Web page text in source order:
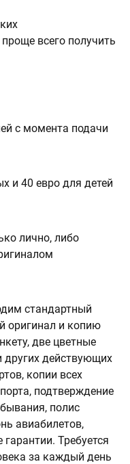
всего получить
с момента подачи
и 40 евро для детей
лично, либо
стандартный
оригинал и копию
две цветные
других действующих
копии всех
подтверждение
полис
авиабилетов,
Требуется
за каждый день